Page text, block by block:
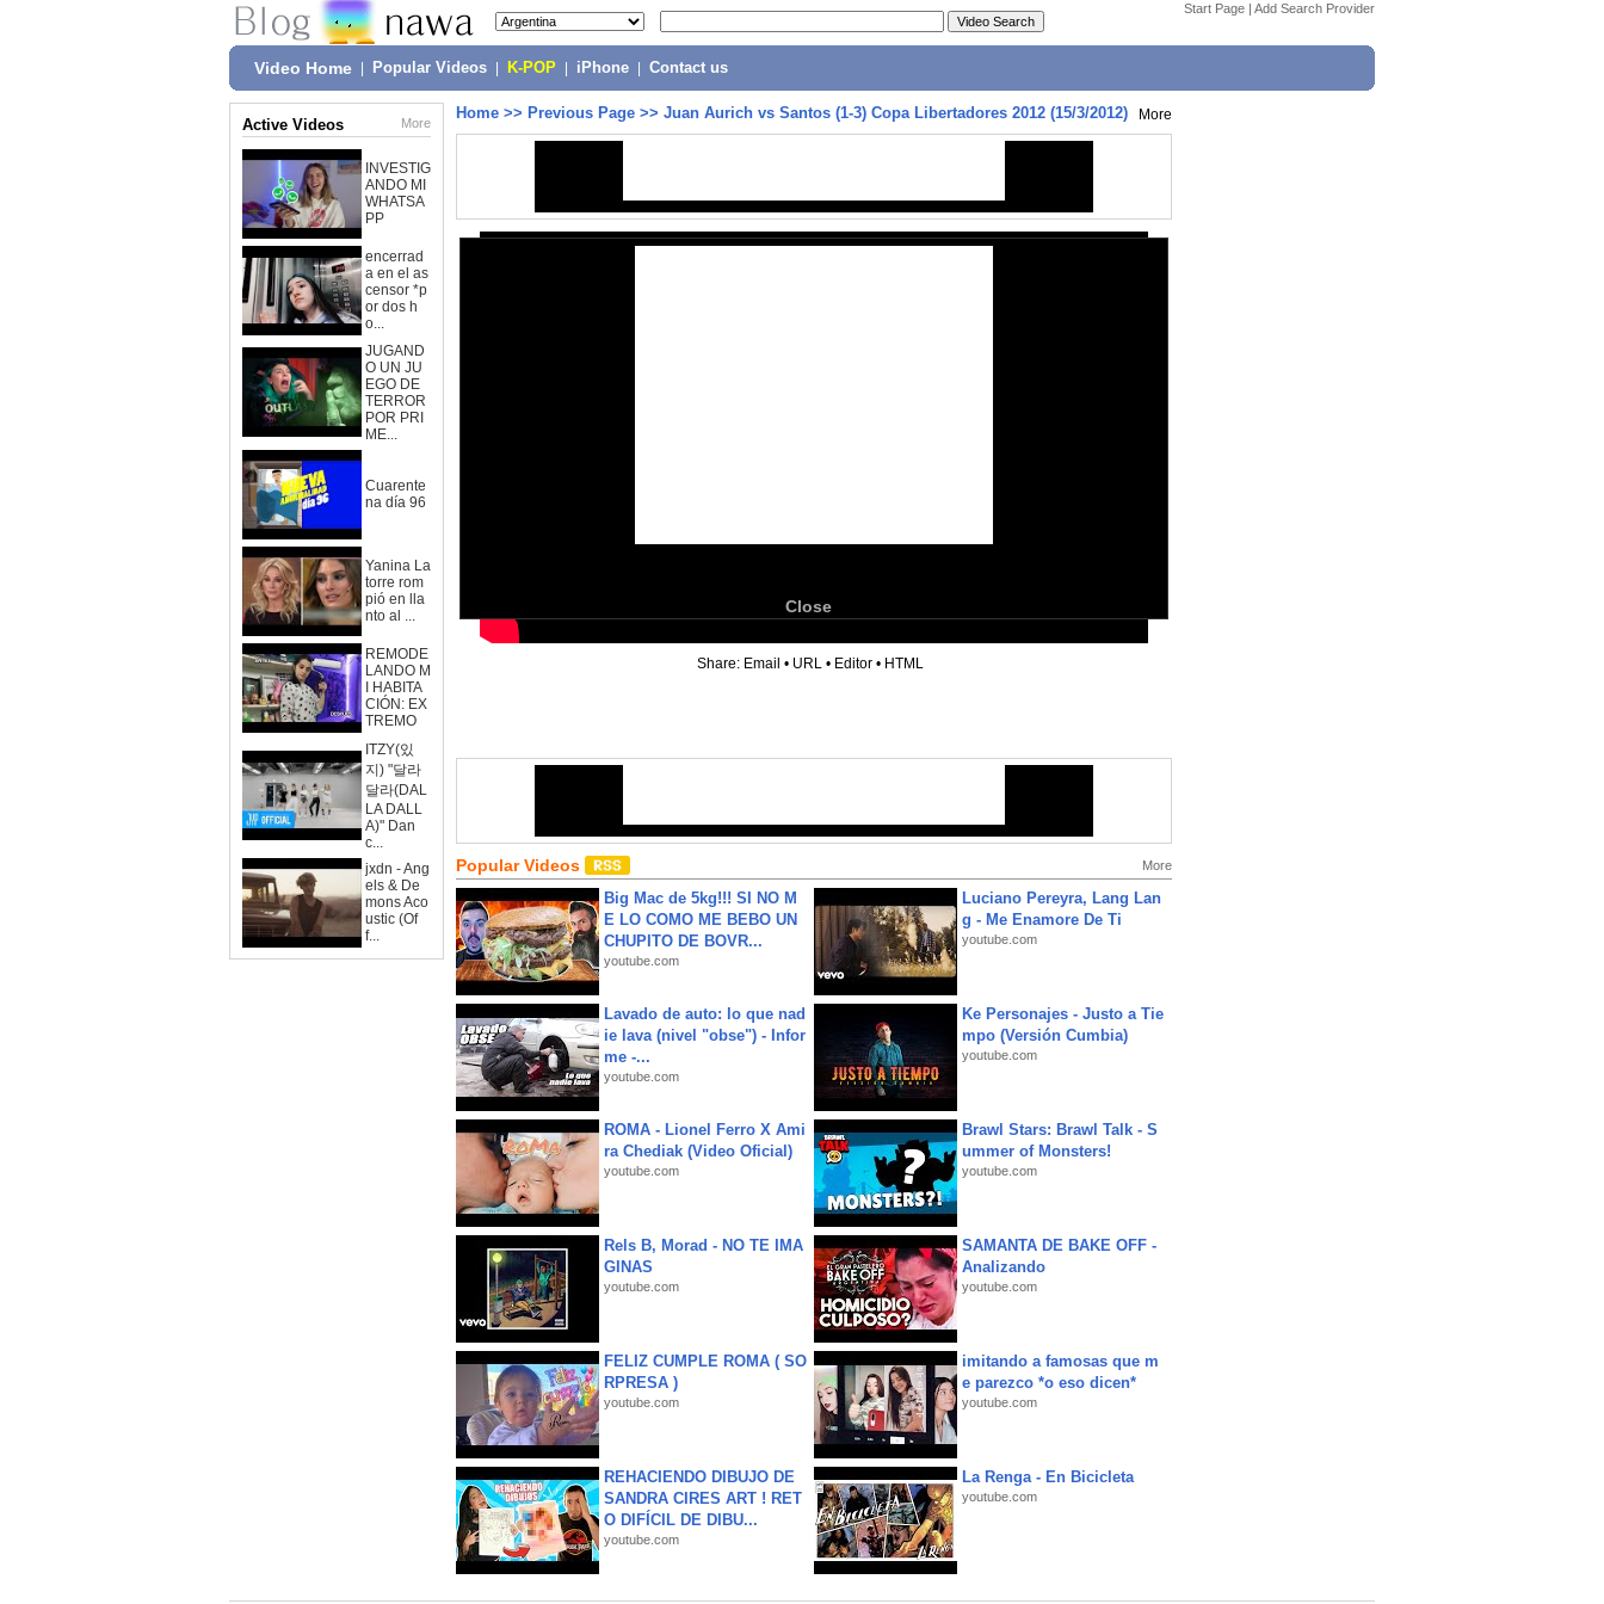
Start Page | Add Search Provider
Video Home Popular Videos K-POP iPhone Contact us
Active Videos More
INVESTIG
ANDO MI
WHATSA
PP
encerrad
a en el as
censor *p
or dos h
o...
JUGAND
O UN JU
EGO DE
TERROR
POR PRI
ME...
Cuarente
na día 96
Yanina La
torre rom
pió en lla
nto al ...
REMODE
LANDO M
I HABITA
CIÓN: EX
TREMO
ITZY(있
지) "달라
달라(DAL
LA DALL
A)" Dan
c...
jxdn - Ang
els & De
mons Aco
ustic (Of
f...
Home >> Previous Page >> Juan Aurich vs Santos (1-3) Copa Libertadores 2012 (15/3/2012) More
Close
Share: Email • URL • Editor • HTML
Popular Videos More
Big Mac de 5kg!!! SI NO M
E LO COMO ME BEBO UN
CHUPITO DE BOVR...
youtube.com
Luciano Pereyra, Lang Lan
g - Me Enamore De Ti
youtube.com
Lavado de auto: lo que nad
ie lava (nivel "obse") - Infor
me -...
youtube.com
Ke Personajes - Justo a Tie
mpo (Versión Cumbia)
youtube.com
ROMA - Lionel Ferro X Ami
ra Chediak (Video Oficial)
youtube.com
Brawl Stars: Brawl Talk - S
ummer of Monsters!
youtube.com
Rels B, Morad - NO TE IMA
GINAS
youtube.com
SAMANTA DE BAKE OFF -
Analizando
youtube.com
FELIZ CUMPLE ROMA ( SO
RPRESA )
youtube.com
imitando a famosas que m
e parezco *o eso dicen*
youtube.com
REHACIENDO DIBUJO DE
SANDRA CIRES ART ! RET
O DIFÍCIL DE DIBU...
youtube.com
La Renga - En Bicicleta
youtube.com